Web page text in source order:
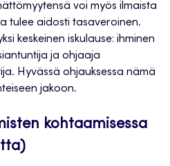
voi myös ilmaista
tulee aidosti tasaveroinen.
keskeinen iskulause: ihminen
ja ohjaaja
Hyvässä ohjauksessa nämä
jakoon.
kohtaamisessa